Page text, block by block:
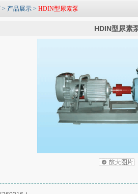
产品展示 > HDIN型尿素泵
HDIN型尿素